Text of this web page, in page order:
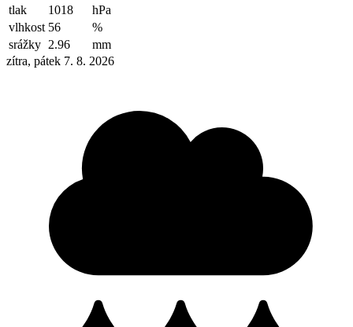
tlak
1018
hPa
vlhkost 56
%
srážky 2.96
mm
zítra, pátek 7. 8. 2026